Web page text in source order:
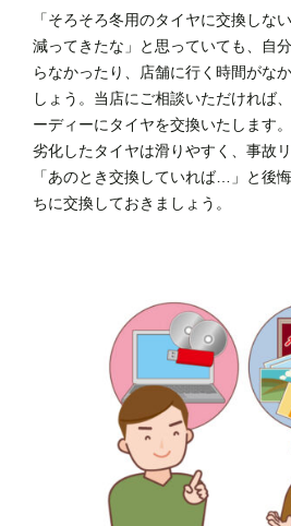
「そろそろ冬用のタイヤに交換しな
減ってきたな」と思っていても、自
らなかったり、店舗に行く時間がな
しょう。当店にご相談いただければ
ーディーにタイヤを交換いたします。
劣化したタイヤは滑りやすく、事故
「あのとき交換していれば…」と後
ちに交換しておきましょう。